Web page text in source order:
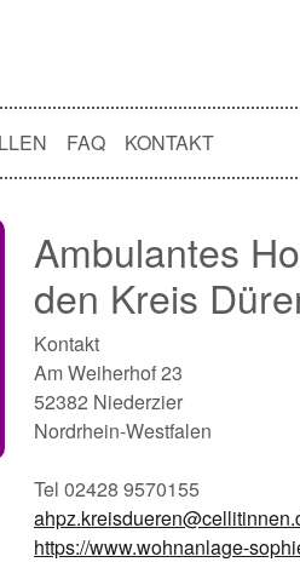
FAQ KONTAKT
Ambulantes
den Kreis
Kontakt
Am Weiherhof 23
52382 Niederzier
Nordrhein-Westfalen
Tel 02428 9570155
https://www.wohnanlage-